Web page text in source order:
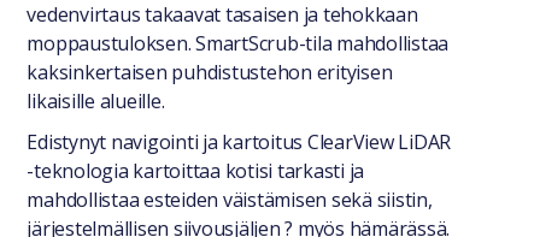
vedenvirtaus takaavat tasaisen ja tehokkaan
moppaustuloksen. SmartScrub-tila mahdollistaa
kaksinkertaisen puhdistustehon erityisen
likaisille alueille.
Edistynyt navigointi ja kartoitus ClearView LiDAR
-teknologia kartoittaa kotisi tarkasti ja
mahdollistaa esteiden väistämisen sekä siistin,
järjestelmällisen siivousjäljen ? myös hämärässä.